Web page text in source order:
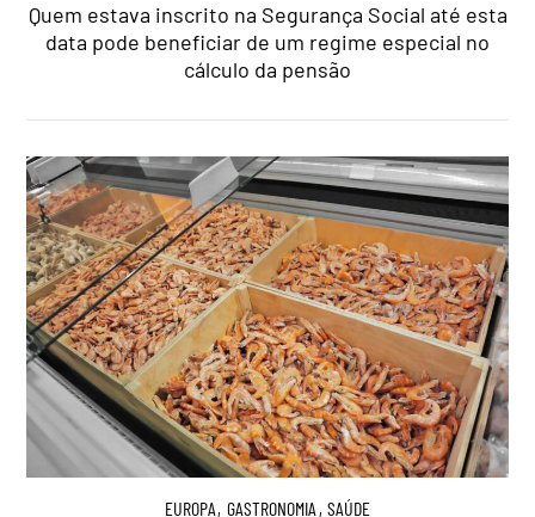
Quem estava inscrito na Segurança Social até esta
data pode beneficiar de um regime especial no
cálculo da pensão
EUROPA, GASTRONOMIA , SAÚDE